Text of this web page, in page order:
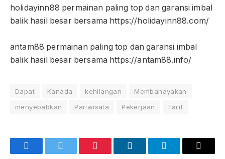
holidayinn88 permainan paling top dan garansi imbal
balik hasil besar bersama https://holidayinn88.com/
antam88 permainan paling top dan garansi imbal
balik hasil besar bersama https://antam88.info/
Dapat Kanada kehilangan
Membahayakan
menyebabkan
Pariwisata Pekerjaan Tarif
FacebookTwitter Pinterest LinkedInTelegramEmail